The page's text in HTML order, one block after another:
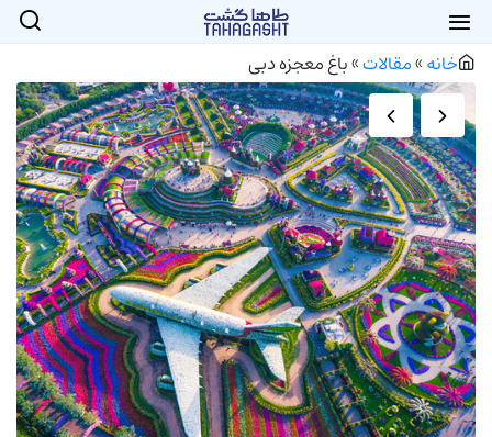
خانه»مقالات»باغ معجزه دبی